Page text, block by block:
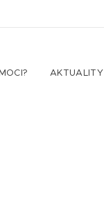
AKTUALITY